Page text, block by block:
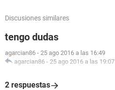
Discusiones similares
tengo dudas
agarcian86 - 25 ago 2016 a las 16:49
agarcian86 - 25 ago 2016 a las 19:07
2 respuestas